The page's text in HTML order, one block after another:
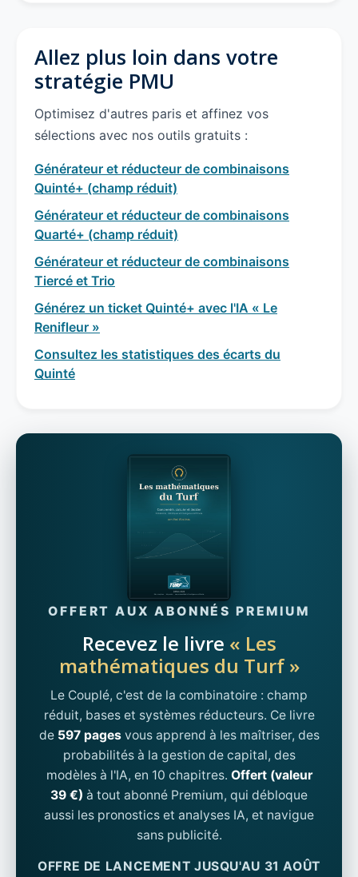
Allez plus loin dans votre
stratégie PMU
Optimisez d'autres paris et affinez vos
sélections avec nos outils gratuits :
Générateur et réducteur de combinaisons
Quinté+ (champ réduit)
Générateur et réducteur de combinaisons
Quarté+ (champ réduit)
Générateur et réducteur de combinaisons
Tiercé et Trio
Générez un ticket Quinté+ avec l'IA « Le
Renifleur »
Consultez les statistiques des écarts du
Quinté
OFFERT AUX ABONNÉS PREMIUM
Recevez le livre « Les
mathématiques du Turf »
Le Couplé, c'est de la combinatoire : champ
réduit, bases et systèmes réducteurs. Ce livre
de 597 pagesvous apprend à les maîtriser, des
probabilités à la gestion de capital, des
modèles à l'IA, en 10 chapitres. Offert (valeur
39 €) à tout abonné Premium, qui débloque
aussi les pronostics et analyses IA, et navigue
sans publicité.
OFFRE DE LANCEMENT JUSQU'AU 31 AOÛT